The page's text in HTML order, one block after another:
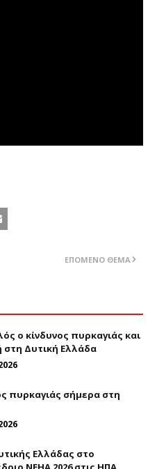
ΕΠΌΜΕΝΟ ΘΈΜΑ
ο κίνδυνος πυρκαγιάς και
στη Δυτική Ελλάδα
πυρκαγιάς σήμερα στη
Ελλάδας στο